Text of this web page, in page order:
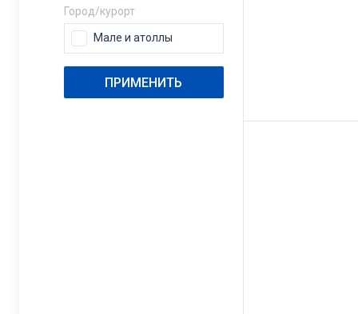
Санкт-Петербург
Уфа
Город/курорт
Мале и атоллы
ПРИМЕНИТЬ